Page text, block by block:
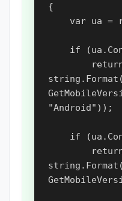
{
"Android"));